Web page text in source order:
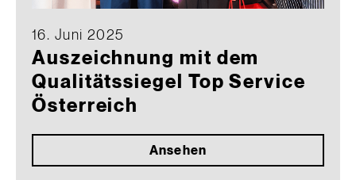
16. Juni 2025
Auszeichnung mit dem
Qualitätssiegel Top Service
Österreich
Ansehen